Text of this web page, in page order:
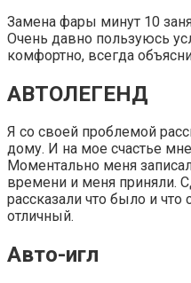
Замена фары минут 10
Очень давно пользуюсь
комфортно, всегда
АВТОЛЕГЕНД
Я со своей проблемой
дому. И на мое счастье
Моментально меня
времени и меня приняли.
рассказали что было и что
отличный.
Авто-игл